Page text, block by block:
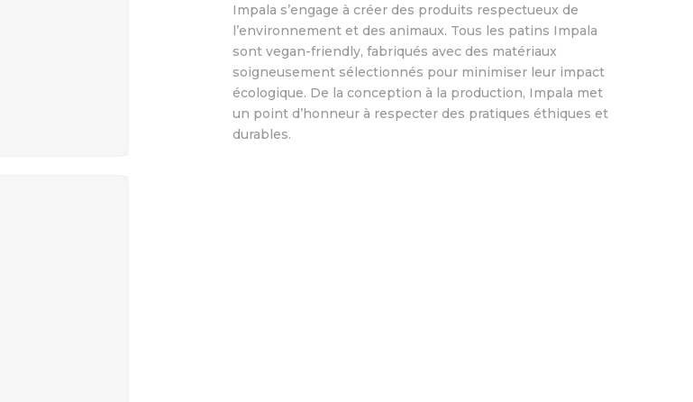
Impala s’engage à créer des produits respectueux de
l’environnement et des animaux. Tous les patins Impala
sont vegan-friendly, fabriqués avec des matériaux
soigneusement sélectionnés pour minimiser leur impact
écologique. De la conception à la production, Impala met
un point d’honneur à respecter des pratiques éthiques et
durables.